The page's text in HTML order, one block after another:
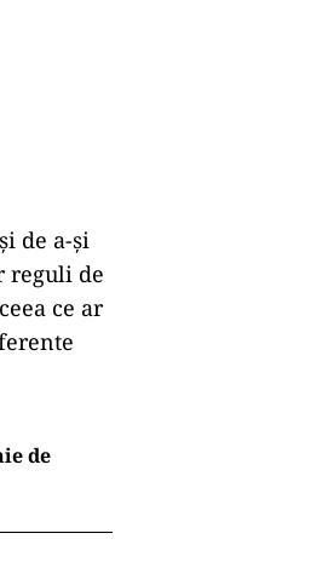
și de a-și
reguli de
ce ar
de